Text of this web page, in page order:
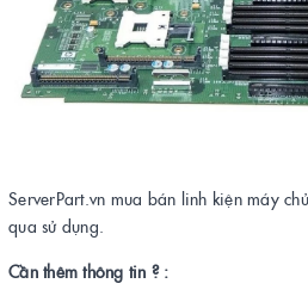
ServerPart.vn mua bán linh kiện máy
qua sử dụng.
Cần thêm thông tin ? :